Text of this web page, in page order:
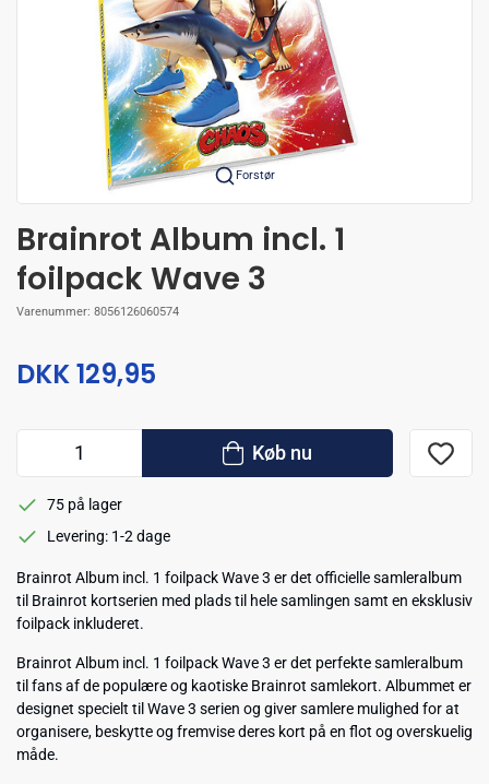
Forstør
Brainrot Album incl. 1
foilpack Wave 3
Varenummer: 8056126060574
DKK 129,95
Køb nu
75 på lager
Levering: 1-2 dage
Brainrot Album incl. 1 foilpack Wave 3 er det officielle samleralbum
til Brainrot kortserien med plads til hele samlingen samt en eksklusiv
foilpack inkluderet.
Brainrot Album incl. 1 foilpack Wave 3 er det perfekte samleralbum
til fans af de populære og kaotiske Brainrot samlekort. Albummet er
designet specielt til Wave 3 serien og giver samlere mulighed for at
organisere, beskytte og fremvise deres kort på en flot og overskuelig
måde.